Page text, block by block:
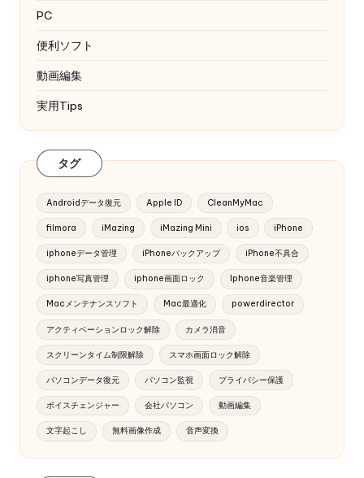
PC
便利ソフト
動画編集
実用Tips
タグ
Androidデータ復元 Apple ID CleanMyMac
filmora iMazing iMazing Mini ios iPhone
iphoneデータ管理 iPhoneバックアップ iPhone不具合
iphone写真管理 iphone画面ロック Iphone音楽管理
Macメンテナンスソフト Mac最適化 powerdirector
アクティベーションロック解除 カメラ消音
スクリーンタイム制限解除 スマホ画面ロック解除
パソコンデータ復元 パソコン監視 プライバシー保護
ボイスチェンジャー 会社パソコン 動画編集
文字起こし 無料画像作成 音声変換